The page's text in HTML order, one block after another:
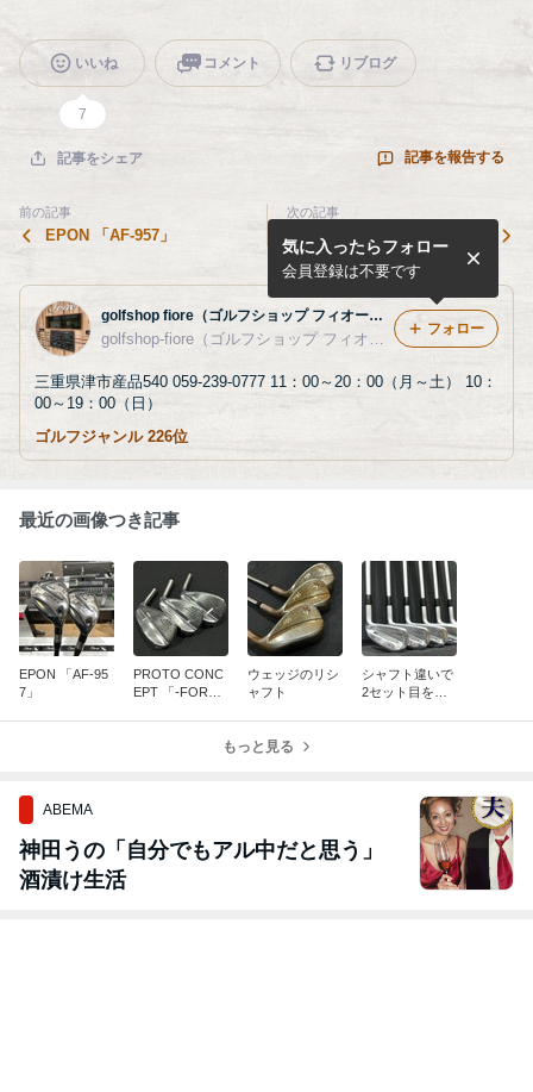
いいね
7
コメント リブログ
記事をシェア 記事を報告する
前の記事
EPON 「AF-957」
次の記事
PROTO CONCEPT 「-FOR
GED WEDGE-」
golfshop fiore（ゴルフショップ フィオーレ）のブログ
golfshop-fiore（ゴルフショップ フィオーレ）
三重県津市産品540 059-239-0777 11：00～20：00（月～土） 10：
00～19：00（日）
気に入ったらフォロー
会員登録は不要です
フォロー
ゴルフジャンル 226位
最近の画像つき記事
EPON 「AF-95
7」
PROTO CONC
EPT 「-FORGE
ウェッジのリシ
ャフト
シャフト違いで
2セット目をご
もっと見る
ABEMA
神田うの「自分でもアル中だと思う」
酒漬け生活